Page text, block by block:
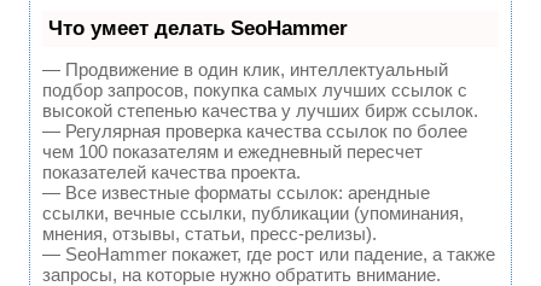
Что умеет делать SeoHammer
— Продвижение в один клик, интеллектуальный
подбор запросов, покупка самых лучших ссылок с
высокой степенью качества у лучших бирж ссылок.
— Регулярная проверка качества ссылок по более
чем 100 показателям и ежедневный пересчет
показателей качества проекта.
— Все известные форматы ссылок: арендные
ссылки, вечные ссылки, публикации (упоминания,
мнения, отзывы, статьи, пресс-релизы).
— SeoHammer покажет, где рост или падение, а также
запросы, на которые нужно обратить внимание.